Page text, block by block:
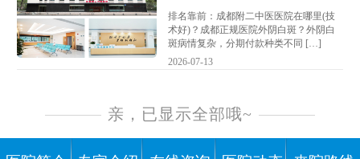
排名靠前：成都附二中医医院在哪里(技
术好)？成都正规医院外阴白斑？外阴白
斑病情复杂，分期付款种类不同 […]
2026-07-13
亲，已显示全部哦~